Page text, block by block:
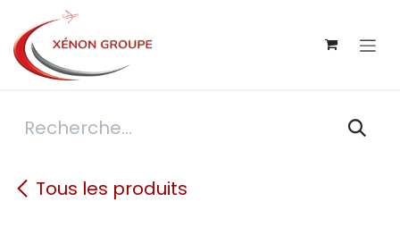
Se rendre au contenu
Tous les produits